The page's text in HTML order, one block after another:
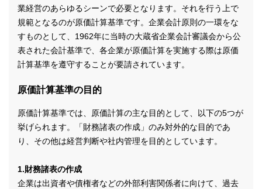
業経営のあらゆるシーンで必要となります。それを行う上で
規範となるのが原価計算基準です。企業会計原則の一環をな
すものとして、1962年に当時の大蔵省企業会計審議会から公
表された会計基準で、各企業が原価計算を実施する際は原価
計算基準を遵守することが要請されています。
原価計算基準の目的
原価計算基準では、原価計算の主な目的として、以下の5つが
挙げられます。「財務諸表の作成」のみ対外的な目的であ
り、その他は経営判断や社内管理を目的としています。
1.財務諸表の作成
企業は出資者や債権者などの外部利害関係者に向けて、過去